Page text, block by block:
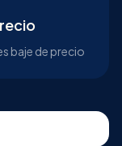
baje de precio